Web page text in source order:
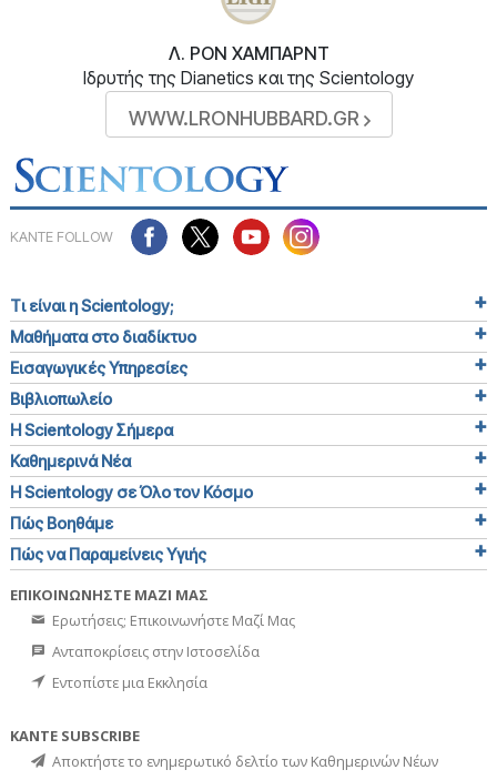
Λ. ΡΟΝ ΧΑΜΠΑΡΝΤ
Ιδρυτής της Dianetics και της Scientology
WWW.LRONHUBBARD.GR
ΚΑΝΤΕ FOLLOW
Τι είναι η Scientology;
Μαθήματα στο διαδίκτυο
Εισαγωγικές Υπηρεσίες
Βιβλιοπωλείο
Η Scientology Σήμερα
Καθημερινά Νέα
Η Scientology σε Όλο τον Κόσμο
Πώς Βοηθάμε
Πώς να Παραμείνεις Υγιής
ΕΠΙΚΟΙΝΩΝΗΣΤΕ ΜΑΖΙ ΜΑΣ
Ερωτήσεις; Επικοινωνήστε Μαζί Μας
Ανταποκρίσεις στην Ιστοσελίδα
Εντοπίστε μια Εκκλησία
ΚΑΝΤΕ SUBSCRIBE
Αποκτήστε το ενημερωτικό δελτίο των Καθημερινών Νέων